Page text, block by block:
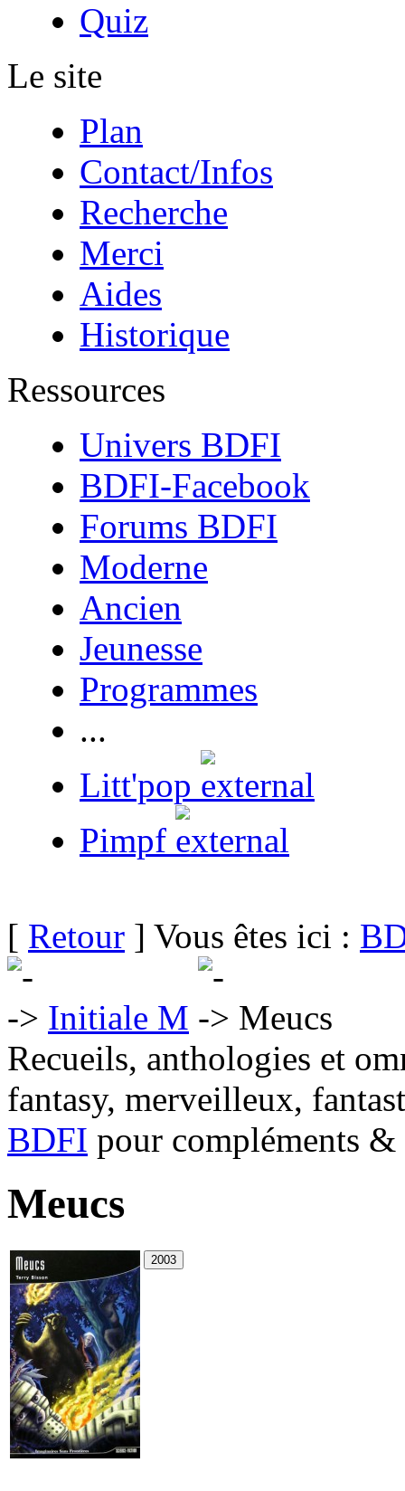
Quiz
Le site
Plan
Contact/Infos
Recherche
Merci
Aides
Historique
Ressources
Univers BDFI
BDFI-Facebook
Forums BDFI
Moderne
Ancien
Jeunesse
Programmes
...
Litt'pop
Pimpf
[ Retour ] Vous êtes ici :
Initiale M
Meucs
Recueils, anthologies et
fantasy, merveilleux,
BDFI pour compléments
Meucs